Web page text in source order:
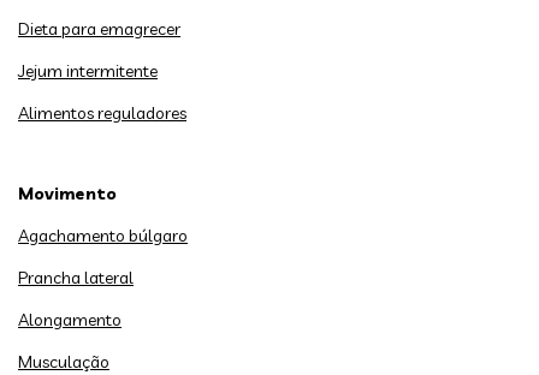
Dieta para emagrecer
Jejum intermitente
Alimentos reguladores
Movimento
Agachamento búlgaro
Prancha lateral
Alongamento
Musculação